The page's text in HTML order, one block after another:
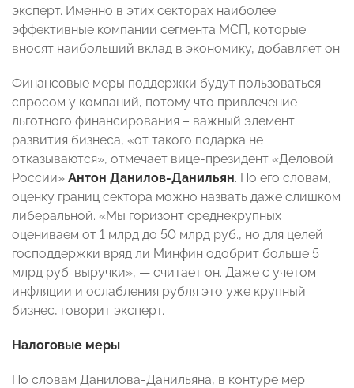
эксперт. Именно в этих секторах наиболее
эффективные компании сегмента МСП, которые
вносят наибольший вклад в экономику, добавляет он.
Финансовые меры поддержки будут пользоваться
спросом у компаний, потому что привлечение
льготного финансирования – важный элемент
развития бизнеса, «от такого подарка не
отказываются», отмечает вице-президент «Деловой
России» Антон Данилов-Данильян. По его словам,
оценку границ сектора можно назвать даже слишком
либеральной. «Мы горизонт среднекрупных
оцениваем от 1 млрд до 50 млрд руб., но для целей
господдержки вряд ли Минфин одобрит больше 5
млрд руб. выручки», — считает он. Даже с учетом
инфляции и ослабления рубля это уже крупный
бизнес, говорит эксперт.
Налоговые меры
По словам Данилова-Данильяна, в контуре мер